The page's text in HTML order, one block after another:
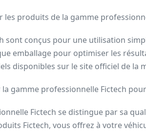
produits de la gamme
sont conçus pour une utilisation
emballage pour optimiser les
disponibles sur le site officiel de la
gamme professionnelle Fictech
Fictech se distingue par sa
Fictech, vous offrez à votre